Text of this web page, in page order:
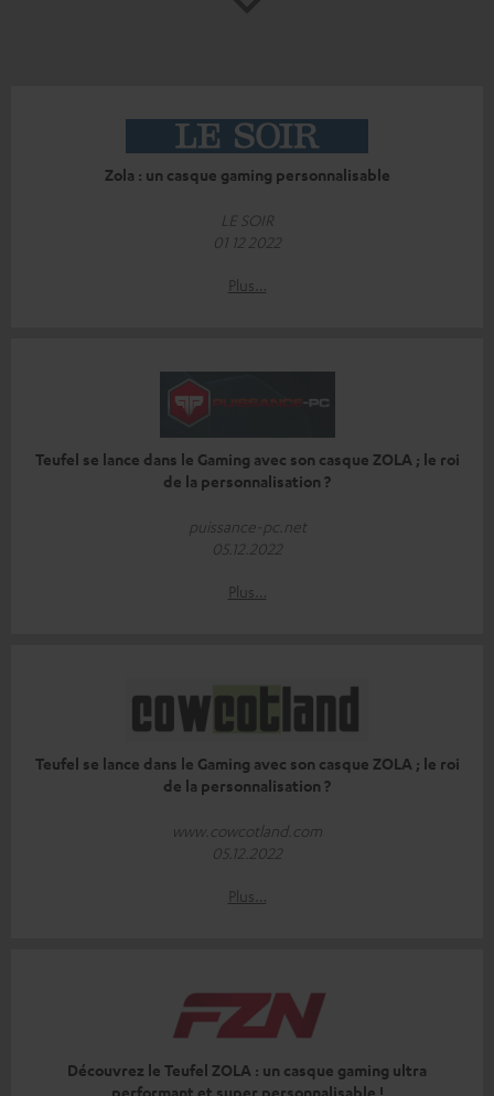
Zola : un casque gaming personnalisable
LE SOIR
01 12 2022
Plus…
Teufel se lance dans le Gaming avec son casque ZOLA ; le roi
de la personnalisation ?
puissance-pc.net
05.12.2022
Plus…
Teufel se lance dans le Gaming avec son casque ZOLA ; le roi
de la personnalisation ?
www.cowcotland.com
05.12.2022
Plus…
Découvrez le Teufel ZOLA : un casque gaming ultra